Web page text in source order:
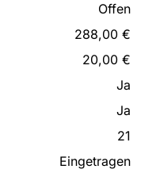
Offen
288,00 €
20,00 €
Ja
Ja
21
Eingetragen